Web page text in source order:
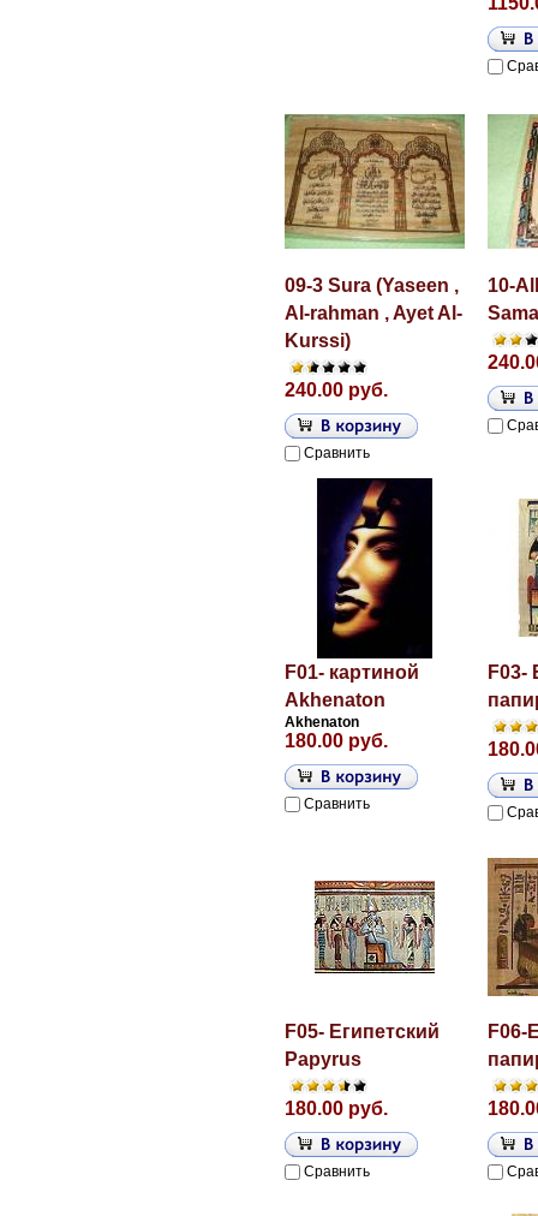
09-3 Sura (Yaseen ,
Al-rahman , Ayet Al-
Kurssi)
240.00 руб.
Сравнить
10-
F01- картиной
Akhenaton
Akhenaton
180.00 руб.
Сравнить
F03-
F05- Египетский
Papyrus
180.00 руб.
Сравнить
F06-